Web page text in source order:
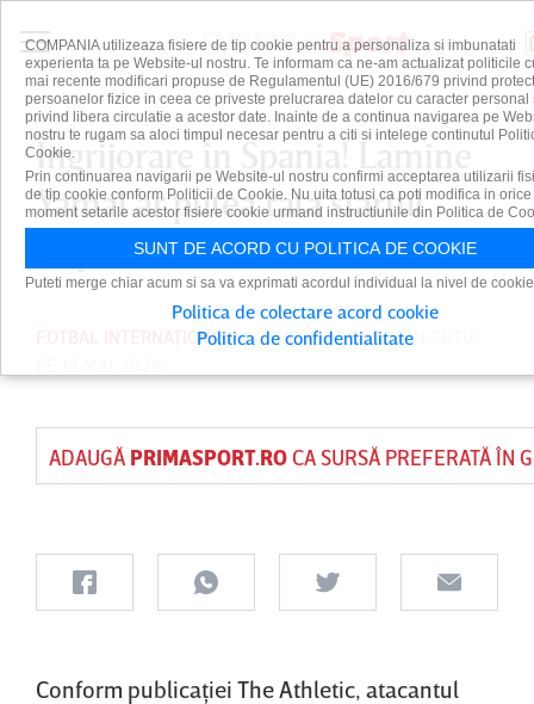
Îngrijorare în Spania! Lamine
Yamal ar putea rata startul
Cupei Mondiale
FOTBAL INTERNAȚIONAL PUBLICAT DEDAIAN CUTU
ADAUGĂ PRIMASPORT.ROCA SURSĂ PREFERATĂ ÎN
Conform publicaţiei The Athletic, atacantul
COMPANIA utilizeaza fisiere de tip cookie pentru a personaliza si imbunatati
experienta ta pe Website-ul nostru. Te informam ca ne-am actualizat politicile
mai recente modificari propuse de Regulamentul (UE) 2016/679 privind
persoanelor fizice in ceea ce priveste prelucrarea datelor cu caracter personal
privind libera circulatie a acestor date. Inainte de a continua navigarea pe
nostru te rugam sa aloci timpul necesar pentru a citi si intelege continutul
Cookie.
Prin continuarea navigarii pe Website-ul nostru confirmi acceptarea utilizarii
de tip cookie conform Politicii de Cookie. Nu uita totusi ca poti modifica in orice
moment setarile acestor fisiere cookie urmand instructiunile din Politica de
SUNT DE ACORD CU POLITICA DE COOKIE
Puteti merge chiar acum si sa va exprimati acordul individual la nivel de
Politica de colectare acord cookie
Politica de confidentialitate